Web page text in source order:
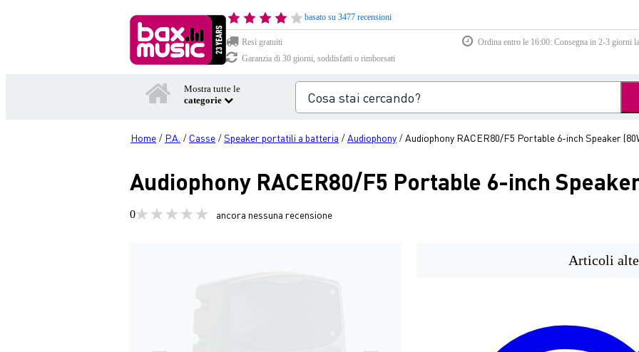
basato su 3477 recensioni
Resi gratuiti
Ordina entro le 16:00: Consegna in 2-3 giorni
Garanzia di 30 giorni, soddisfatti o rimborsati
Mostra tutte le
categorie
Home / P.A. / Casse /Speaker portatili a batteria /Audiophony /Audiophony RACER80/F5 Portable 6-inch Speaker
Audiophony RACER80/F5 Portable 6-inch
0 ancora nessuna recensione
Articoli